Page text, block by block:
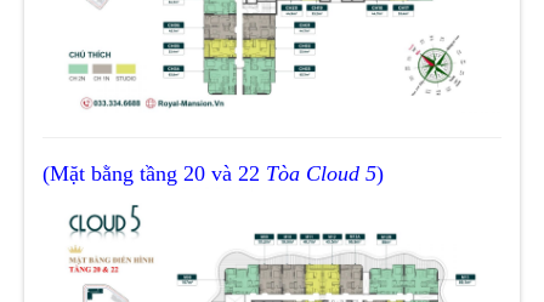
(Mặt bằng tầng 20 và 22 Tòa Cloud 5)